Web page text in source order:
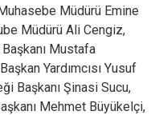
Müdürü Emine
Müdürü Ali Cengiz,
Mustafa
Yardımcısı Yusuf
Başkanı Şinasi Sucu,
Mehmet Büyükelçi,